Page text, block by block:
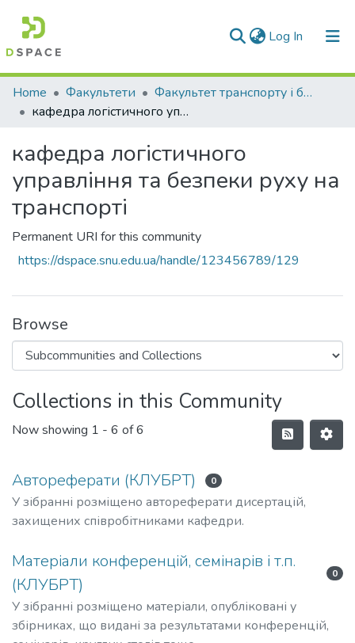
Log In (current)
Communities & Collections
All of DSpace
Statistics
Home Факультети
Факультет транспорту і будівництва
кафедра логістичного управління та безпеки руху на транспорті
кафедра логістичного
управління та безпеки руху на
транспорті
Permanent URI for this community
https://dspace.snu.edu.ua/handle/123456789/129
Browse
Collections in this Community
Now showing 1 - 6 of 6
Автореферати (КЛУБРТ) 0
У зібранні розміщено автореферати дисертацій,
захищених співробітниками кафедри.
Матеріали конференцій, семінарів і т.п.
(КЛУБРТ)
0
У зібранні розміщено матеріали, опубліковані у
збірниках, що видані за результатами конференцій,